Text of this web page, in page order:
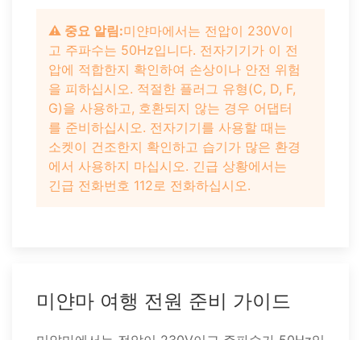
⚠️ 중요 알림:미얀마에서는 전압이 230V이
고 주파수는 50Hz입니다. 전자기기가 이 전
압에 적합한지 확인하여 손상이나 안전 위험
을 피하십시오. 적절한 플러그 유형(C, D, F,
G)을 사용하고, 호환되지 않는 경우 어댑터
를 준비하십시오. 전자기기를 사용할 때는
소켓이 건조한지 확인하고 습기가 많은 환경
에서 사용하지 마십시오. 긴급 상황에서는
긴급 전화번호 112로 전화하십시오.
미얀마 여행 전원 준비 가이드